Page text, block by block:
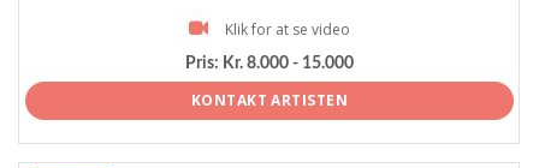
Klik for at se video
Pris: Kr. 8.000 - 15.000
KONTAKT ARTISTEN